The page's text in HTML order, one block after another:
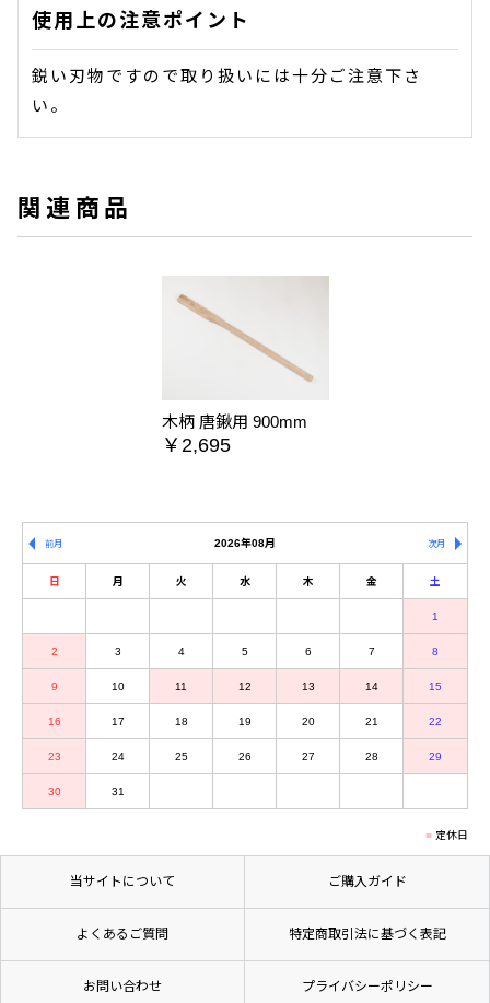
使用上の注意ポイント
鋭い刃物ですので取り扱いには十分ご注意下さ
い。
関連商品
木柄 唐鍬用 900mm
￥2,695
2026年08月
前月 次月
日 月 火 水 木 金 土
1
2 3 4 5 6 7 8
9 10 11 12 13 14 15
16 17 18 19 20 21 22
23 24 25 26 27 28 29
30 31
定休日
当サイトについて ご購入ガイド
よくあるご質問 特定商取引法に基づく表記
お問い合わせ プライバシーポリシー